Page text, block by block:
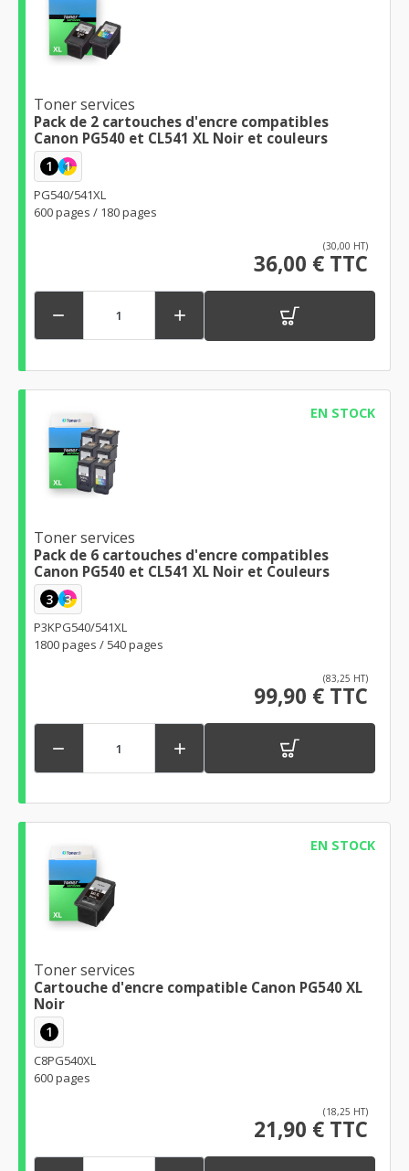
Toner services
Pack de 2 cartouches d'encre compatibles
Canon PG540 et CL541 XL Noir et couleurs
1 1
PG540/541XL
600 pages / 180 pages
(30,00 HT)
36,00 € TTC
 
EN STOCK
Toner services
Pack de 6 cartouches d'encre compatibles
Canon PG540 et CL541 XL Noir et Couleurs
3 3
P3KPG540/541XL
1800 pages / 540 pages
(83,25 HT)
99,90 € TTC
 
EN STOCK
Toner services
Cartouche d'encre compatible Canon PG540 XL
Noir
1
C8PG540XL
600 pages
(18,25 HT)
21,90 € TTC